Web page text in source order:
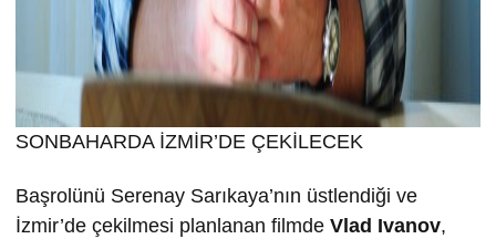
SONBAHARDA İZMİR’DE ÇEKİLECEK
Başrolünü Serenay Sarıkaya’nın üstlendiği ve
İzmir’de çekilmesi planlanan filmde Vlad Ivanov,